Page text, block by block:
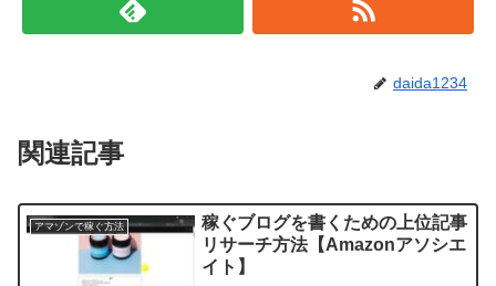
daida1234
関連記事
アマゾンで稼ぐ方法
稼ぐブログを書くための上位記事
リサーチ方法【Amazonアソシエ
イト】